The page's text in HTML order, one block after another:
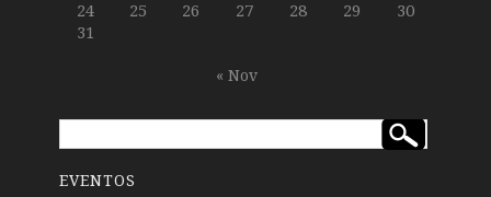
24
25 26 27 28 29
30
31
« Nov
EVENTOS